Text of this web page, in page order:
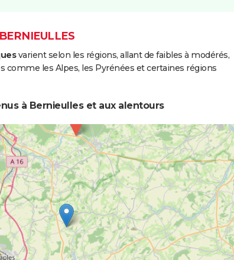
varient selon les régions, allant de faibles à modérés,
comme les Alpes, les Pyrénées et certaines régions
à Bernieulles et aux alentours